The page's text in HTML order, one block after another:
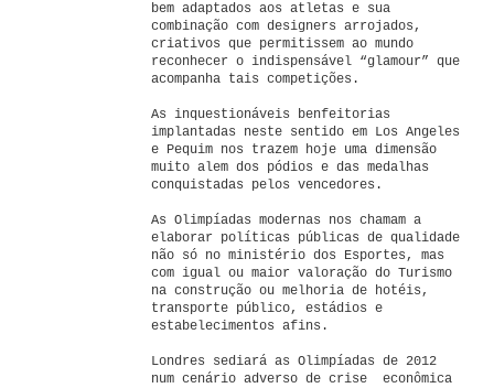
bem adaptados aos atletas e sua
combinação com designers arrojados,
criativos que permitissem ao mundo
reconhecer o indispensável “glamour” que
acompanha tais competições.
As inquestionáveis benfeitorias
implantadas neste sentido em Los Angeles
e Pequim nos trazem hoje uma dimensão
muito alem dos pódios e das medalhas
conquistadas pelos vencedores.
As Olimpíadas modernas nos chamam a
elaborar políticas públicas de qualidade
não só no ministério dos Esportes, mas
com igual ou maior valoração do Turismo
na construção ou melhoria de hotéis,
transporte público, estádios e
estabelecimentos afins.
Londres sediará as Olimpíadas de 2012
num cenário adverso de crise econômica